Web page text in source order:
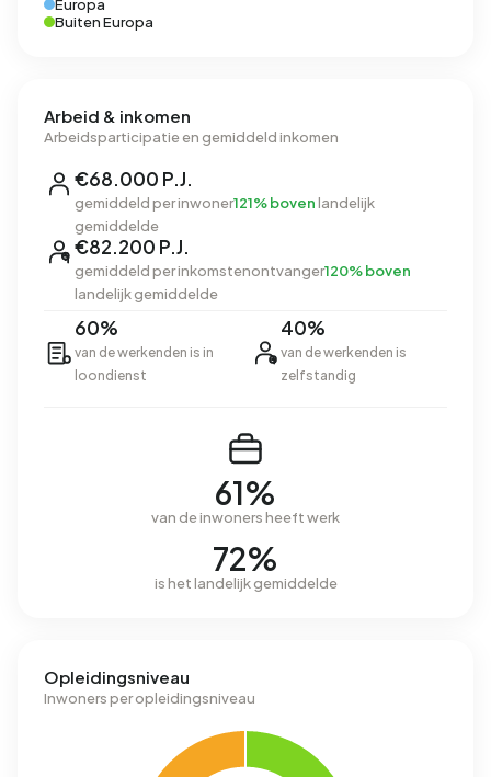
Europa
Buiten Europa
Arbeid & inkomen
Arbeidsparticipatie en gemiddeld inkomen
€68.000 P.J.
gemiddeld per inwoner121% bovenlandelijk
gemiddelde
€82.200 P.J.
gemiddeld per inkomstenontvanger120% boven
landelijk gemiddelde
60%
van de werkenden is in
loondienst
40%
van de werkenden is
zelfstandig
61%
van de inwoners heeft werk
72%
is het landelijk gemiddelde
Opleidingsniveau
Inwoners per opleidingsniveau